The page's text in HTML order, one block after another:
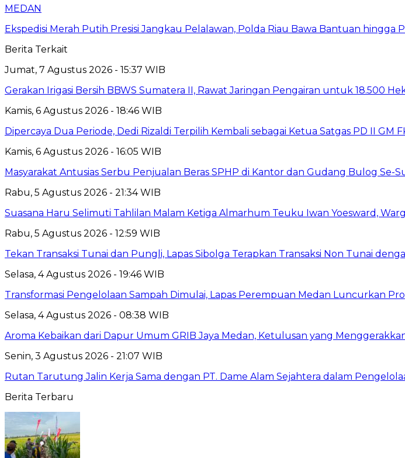
MEDAN
Ekspedisi Merah Putih Presisi Jangkau Pelalawan, Polda Riau Bawa Bantuan hingga
Berita Terkait
Jumat, 7 Agustus 2026 - 15:37 WIB
Gerakan Irigasi Bersih BBWS Sumatera II, Rawat Jaringan Pengairan untuk 18.500
Kamis, 6 Agustus 2026 - 18:46 WIB
Dipercaya Dua Periode, Dedi Rizaldi Terpilih Kembali sebagai Ketua Satgas PD II GM
Kamis, 6 Agustus 2026 - 16:05 WIB
Masyarakat Antusias Serbu Penjualan Beras SPHP di Kantor dan Gudang Bulog Se-
Rabu, 5 Agustus 2026 - 21:34 WIB
Suasana Haru Selimuti Tahlilan Malam Ketiga Almarhum Teuku Iwan Yoesward,
Rabu, 5 Agustus 2026 - 12:59 WIB
Tekan Transaksi Tunai dan Pungli, Lapas Sibolga Terapkan Transaksi Non Tunai
Selasa, 4 Agustus 2026 - 19:46 WIB
Transformasi Pengelolaan Sampah Dimulai, Lapas Perempuan Medan Luncurkan
Selasa, 4 Agustus 2026 - 08:38 WIB
Aroma Kebaikan dari Dapur Umum GRIB Jaya Medan, Ketulusan yang
Senin, 3 Agustus 2026 - 21:07 WIB
Rutan Tarutung Jalin Kerja Sama dengan PT. Dame Alam Sejahtera dalam
Berita Terbaru